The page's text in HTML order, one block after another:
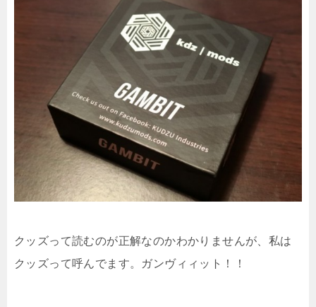
クッズって読むのが正解なのかわかりませんが、私は
クッズって呼んでます。ガンヴィィット！！